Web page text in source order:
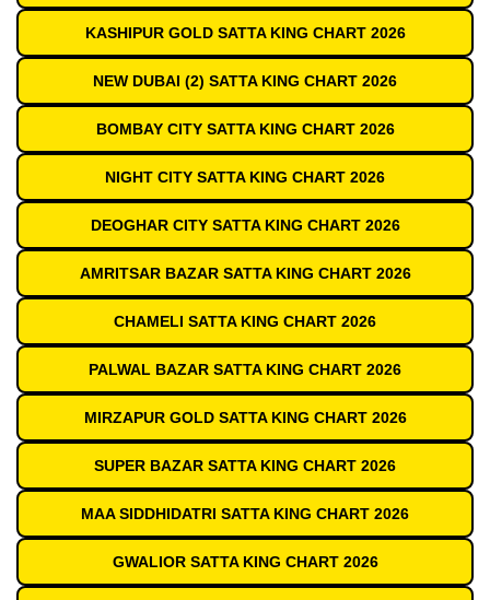
KASHIPUR GOLD SATTA KING CHART 2026
NEW DUBAI (2) SATTA KING CHART 2026
BOMBAY CITY SATTA KING CHART 2026
NIGHT CITY SATTA KING CHART 2026
DEOGHAR CITY SATTA KING CHART 2026
AMRITSAR BAZAR SATTA KING CHART 2026
CHAMELI SATTA KING CHART 2026
PALWAL BAZAR SATTA KING CHART 2026
MIRZAPUR GOLD SATTA KING CHART 2026
SUPER BAZAR SATTA KING CHART 2026
MAA SIDDHIDATRI SATTA KING CHART 2026
GWALIOR SATTA KING CHART 2026